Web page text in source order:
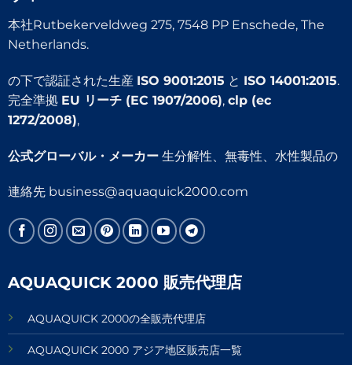
本社Rutbekerveldweg 275, 7548 PP Enschede, The
Netherlands.
の下で認証された生産 ISO 9001:2015 と ISO 14001:2015.
完全準拠 EU リーチ (EC 1907/2006), clp (ec
1272/2008),
公式グローバル・メーカー生分解性、無毒性、水性製品の
連絡先 business@aquaquick2000.com
AQUAQUICK 2000 販売代理店
AQUAQUICK 2000の全販売代理店
AQUAQUICK 2000 アジア地区販売店一覧